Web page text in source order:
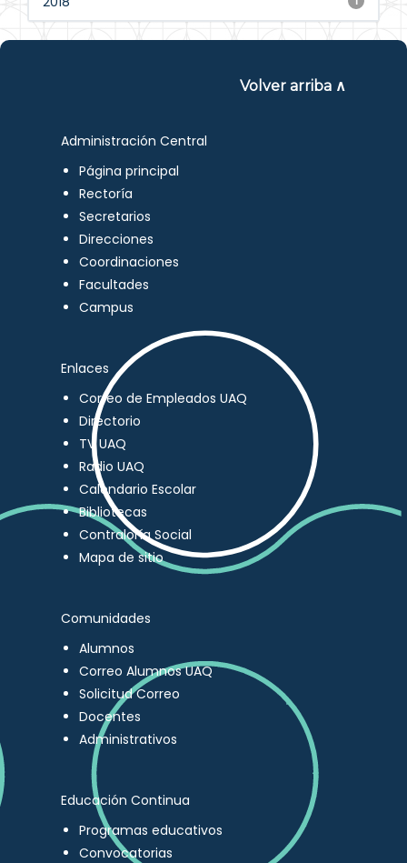
Volver arriba ∧
Administración Central
Página principal
Rectoría
Secretarios
Direcciones
Coordinaciones
Facultades
Campus
Enlaces
Correo de Empleados UAQ
Directorio
TV UAQ
Radio UAQ
Calendario Escolar
Bibliotecas
Contraloría Social
Mapa de sitio
Comunidades
Alumnos
Correo Alumnos UAQ
Solicitud Correo
Docentes
Administrativos
Educación Continua
Programas educativos
Convocatorias